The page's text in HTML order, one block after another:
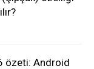
özeti: Android